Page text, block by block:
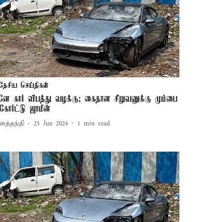
செய்திகள்
கார் விபத்து வழக்கு; கைதான சிறுவனுக்கு மும்பை
ஜாமீன்
25 Jun 2024 1 min read